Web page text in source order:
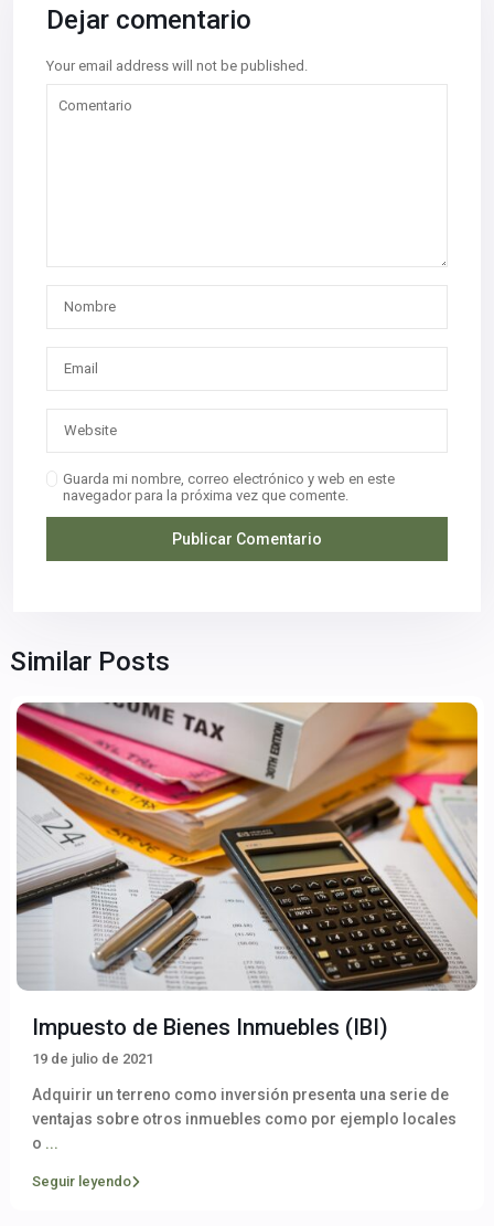
Dejar comentario
Your email address will not be published.
Guarda mi nombre, correo electrónico y web en este
navegador para la próxima vez que comente.
Similar Posts
Impuesto de Bienes Inmuebles (IBI)
19 de julio de 2021
Adquirir un terreno como inversión presenta una serie de
ventajas sobre otros inmuebles como por ejemplo locales
o ...
Seguir leyendo